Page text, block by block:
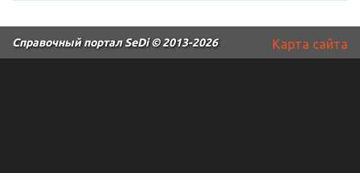
Карта сайта
Справочный портал SeDi© 2013-2026